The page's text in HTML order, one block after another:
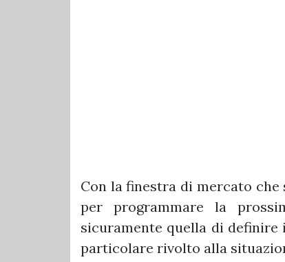
Con la finestra di mercato
per programmare la
sicuramente quella di
particolare rivolto alla